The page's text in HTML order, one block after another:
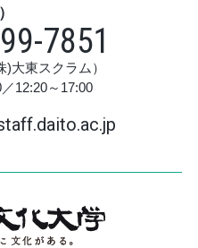
7851
大東スクラム）
12:20～17:00